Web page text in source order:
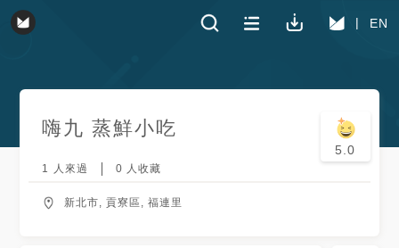
EN
嗨九 蒸鮮小吃
5.0
1 人來過 0 人收藏
新北市, 貢寮區, 福連里